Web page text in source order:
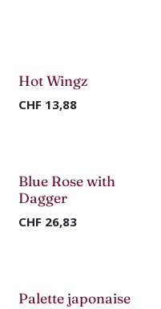
Hot Wingz
CHF 13,88
-50%
Blue Rose with
Dagger
CHF 26,83
Palette japonaise